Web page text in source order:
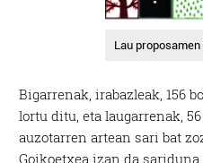
Lau proposamen
Bigarrenak, irabazleak, 156
lortu ditu, eta laugarrenak,
auzotarren artean sari bat
Goikoetxea izan da